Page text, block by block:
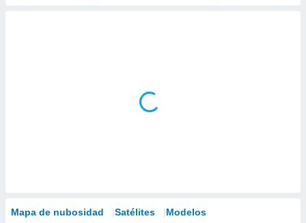
Mapa de nubosidad Satélites Modelos